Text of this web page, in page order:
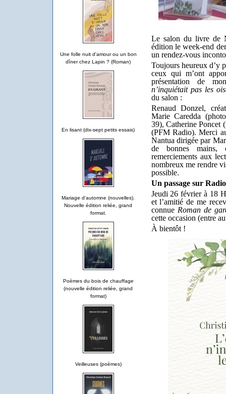
Une folle nuit d'amour ou un bon
dîner chez Lapin ? (Roman)
En lisant (dix-sept petits essais)
Mariage d'automne (nouvelles).
Nouvelle édition reliée, grand
format.
Poèmes du bois de chauffage
(nouvelle édition reliée, grand
format)
Veilleuses (poèmes)
Le salon du livre de
édition le week-end
un rendez-vous
Toujours heureux d’y
ceux qui m’ont
présentation de
n’inquiétait pas les
du salon :
Renaud Donzel,
Marie Caredda
39), Catherine Poncet
(PFM Radio). Merci
Nantua dirigée par
de bonnes mains,
remerciements aux
nombreux me rendre
possible.
Un passage sur
Jeudi 26 février à 18
et l’amitié de me
connue Roman de
cette occasion (entre
À bientôt !